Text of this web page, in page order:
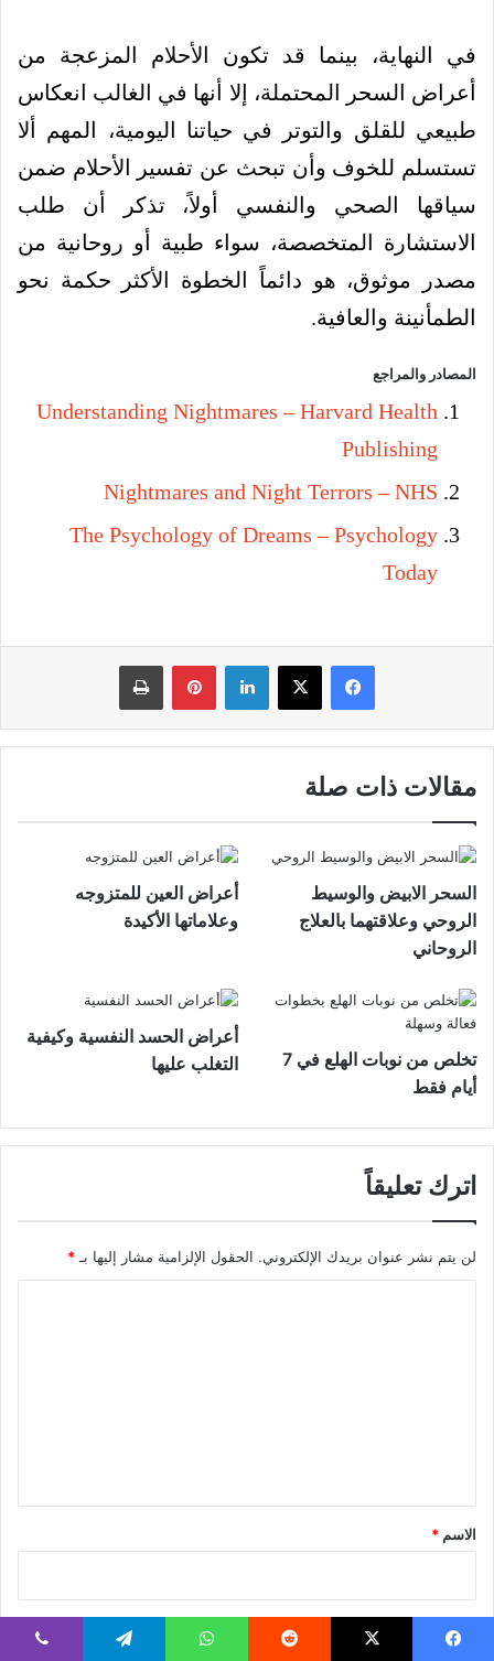
في النهاية، بينما قد تكون الأحلام المزعجة من
أعراض السحر المحتملة، إلا أنها في الغالب انعكاس
طبيعي للقلق والتوتر في حياتنا اليومية، المهم ألا
تستسلم للخوف وأن تبحث عن تفسير الأحلام ضمن
سياقها الصحي والنفسي أولاً، تذكر أن طلب
الاستشارة المتخصصة، سواء طبية أو روحانية من
مصدر موثوق، هو دائماً الخطوة الأكثر حكمة نحو
الطمأنينة والعافية.
المصادر والمراجع
Understanding Nightmares – Harvard Health
Publishing
Nightmares and Night Terrors – NHS
The Psychology of Dreams – Psychology
Today
فيسبوك لينكدإن بينتيريست
مقالات ذات صلة
السحر الابيض والوسيط
الروحي وعلاقتهما بالعلاج
الروحاني
أعراض العين للمتزوجه
وعلاماتها الأكيدة
تخلص من نوبات الهلع في 7
أيام فقط
أعراض الحسد النفسية وكيفية
التغلب عليها
اترك تعليقاً
لن يتم نشر عنوان بريدك الإلكتروني. الحقول الإلزامية مشار إليها بـ *
*
الاسم *
البريد الإلكتروني*